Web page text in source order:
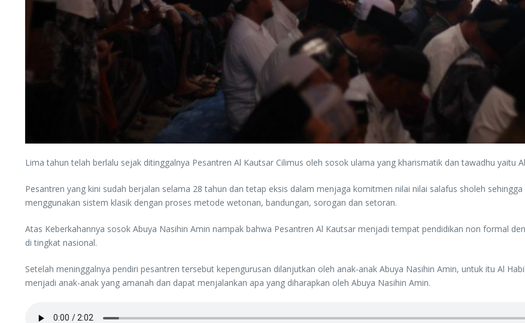
Lima tahun telah berlalu sejak ditinggalnya Pesantren Al Kautsar Cilimus oleh sosok ulama yang kharismatik dan tawadhu yaitu
Pesantren yang kini sudah berjalan selama 28 tahun dan tetap eksis dalam menjaga komitmen nilai nilai salafus sholeh
menggunakan sistem klasik dengan proses metode wetonan, bandungan, sorogan dan setoran.
Atas Keberkahannya sosok Abuya Nasihin Amin nampak bahwa Pesantren Al Kautsar menjadi tempat pendidikan non formal
di tingkat nasional.
Setelah meninggalnya pendiri pesantren tersebut kepengurusan dilanjutkan oleh anak-anak Abuya Nasihin Amin, untuk itu Al
menjadi anak-anak yang amanah dan dapat menjalankan apa yang diharapkan oleh Abuya Nasihin Amin.